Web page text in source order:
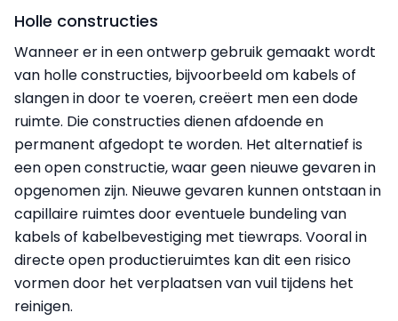
Holle constructies
Wanneer er in een ontwerp gebruik gemaakt wordt
van holle constructies, bijvoorbeeld om kabels of
slangen in door te voeren, creëert men een dode
ruimte. Die constructies dienen afdoende en
permanent afgedopt te worden. Het alternatief is
een open constructie, waar geen nieuwe gevaren in
opgenomen zijn. Nieuwe gevaren kunnen ontstaan in
capillaire ruimtes door eventuele bundeling van
kabels of kabelbevestiging met tiewraps. Vooral in
directe open productieruimtes kan dit een risico
vormen door het verplaatsen van vuil tijdens het
reinigen.